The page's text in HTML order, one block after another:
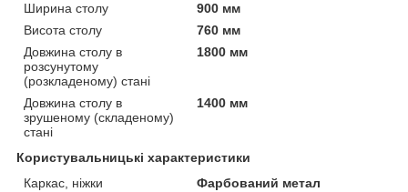
Ширина столу
900 мм
Висота столу
760 мм
Довжина столу в
розсунутому
(розкладеному) стані
1800 мм
Довжина столу в
зрушеному (складеному)
стані
1400 мм
Користувальницькі характеристики
Каркас, ніжки
Фарбований метал